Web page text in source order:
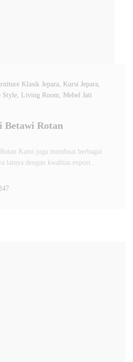
Klasik Jepara, Kursi Jepara,
Style, Living Room, Mebel Jati
Betawi Rotan
Kami juga membuat berbagai
lainya dengan kwalitas export.…